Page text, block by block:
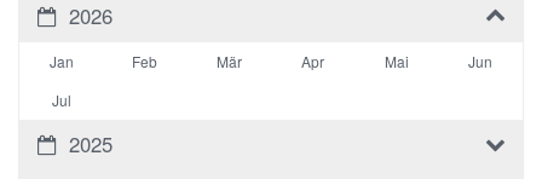
2026
Jan Feb Mär Apr Mai
Jun
Jul
2025